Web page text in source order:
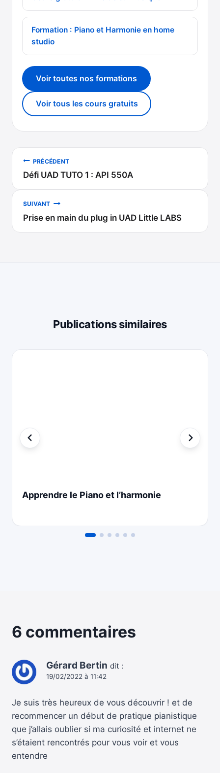
Formation : Piano et Harmonie en home
studio
Voir toutes nos formations
Voir tous les cours gratuits
Navigation
de
l’article
PRÉCÉDENT
Défi UAD TUTO 1 : API 550A
SUIVANT
Prise en main du plug in UAD Little LABS
Publications similaires
Apprendre le Piano et l’harmonie
6 commentaires
Gérard Bertin dit :
19/02/2022 à 11:42
Je suis très heureux de vous découvrir ! et de
recommencer un début de pratique pianistique
que j’allais oublier si ma curiosité et internet ne
s’étaient rencontrés pour vous voir et vous
entendre